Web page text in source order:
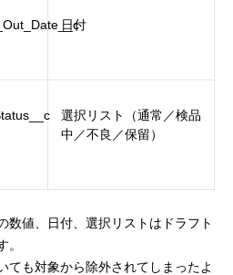
日付
選択リスト（通常／検品
中／不良／保留）
数値、日付、選択リストはドラフト
。
ても対象から除外されてしまったよ